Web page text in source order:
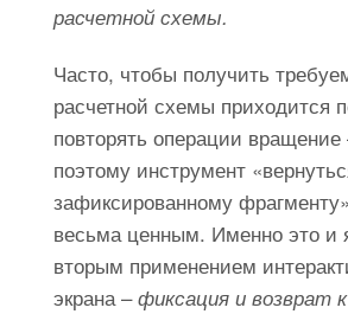
расчетной схемы.
Часто, чтобы получить
расчетной схемы приходится
повторять операции
поэтому инструмент
зафиксированному
весьма ценным. Именно это и
вторым применением
экрана –фиксация и возврат